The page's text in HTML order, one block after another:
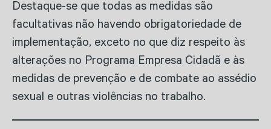
Destaque-se que todas as medidas são
facultativas não havendo obrigatoriedade de
implementação, exceto no que diz respeito às
alterações no Programa Empresa Cidadã e às
medidas de prevenção e de combate ao assédio
sexual e outras violências no trabalho.